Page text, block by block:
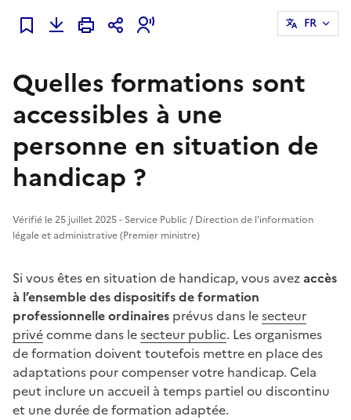
Ajouter à mes favoris
FR
Quelles formations sont
accessibles à une
personne en situation de
handicap ?
Vérifié le 25 juillet 2025 - Service Public / Direction de l'information
légale et administrative (Premier ministre)
Si vous êtes en situation de handicap, vous avezaccès
à l’ensemble des dispositifs de formation
professionnelle ordinaires prévus dans lesecteur
privécomme dans lesecteur public. Les organismes
de formation doivent toutefois mettre en place des
adaptations pour compenser votre handicap. Cela
peut inclure un accueil à temps partiel ou discontinu
et une durée de formation adaptée.